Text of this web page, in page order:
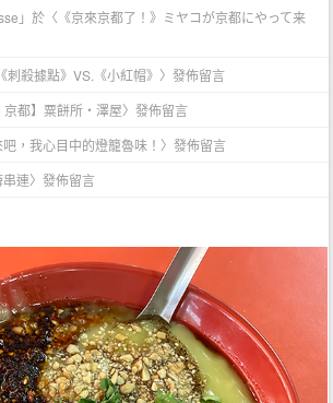
」於〈 《京來京都了！》ミヤコが京都にやって来
《刺殺據點》VS.《小紅帽》 〉發佈留言
京都】粟餅所・澤屋〉發佈留言
吧，我心目中的燈籠魯味！ 〉發佈留言
串連〉發佈留言